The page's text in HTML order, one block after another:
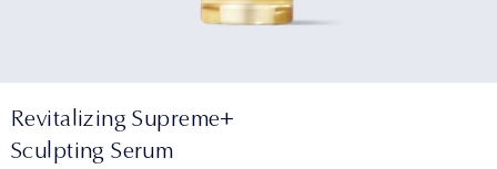
Revitalizing Supreme+
Sculpting Serum